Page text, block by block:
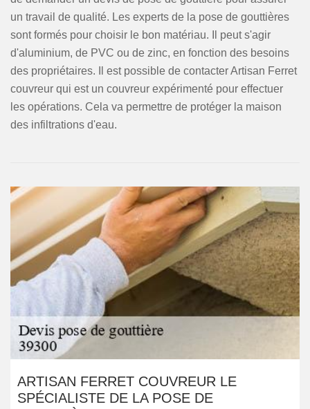
un travail de qualité. Les experts de la pose de gouttières
sont formés pour choisir le bon matériau. Il peut s'agir
d'aluminium, de PVC ou de zinc, en fonction des besoins
des propriétaires. Il est possible de contacter Artisan Ferret
couvreur qui est un couvreur expérimenté pour effectuer
les opérations. Cela va permettre de protéger la maison
des infiltrations d'eau.
ARTISAN FERRET COUVREUR LE
SPÉCIALISTE DE LA POSE DE